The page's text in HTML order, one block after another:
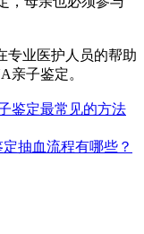
专业医护人员的帮助
亲子鉴定。
鉴定最常见的方法
抽血流程有哪些？